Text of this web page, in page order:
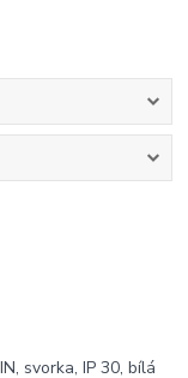
svorka, IP 30, bílá